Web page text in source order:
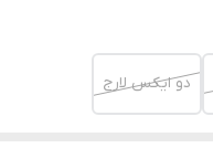
دو ايكس لارج